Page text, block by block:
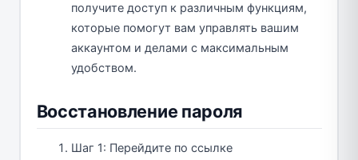
получите доступ к различным функциям,
которые помогут вам управлять вашим
аккаунтом и делами с максимальным
удобством.
Восстановление пароля
Шаг 1: Перейдите по ссылке